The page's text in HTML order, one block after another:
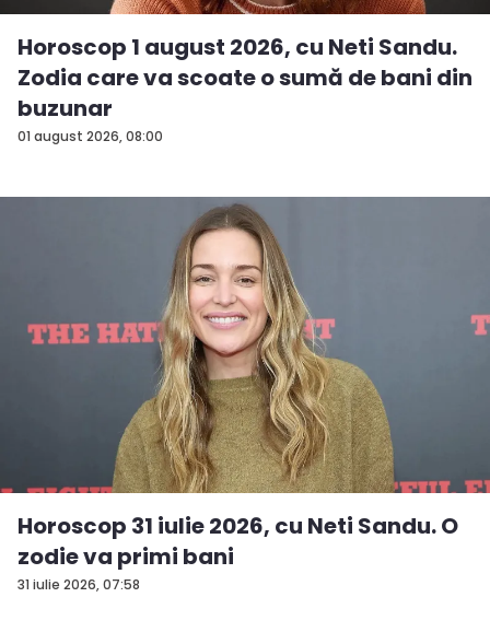
01 august 2026, 08:00
Horoscop 1 august 2026, cu Neti Sandu.
Zodia care va scoate o sumă de bani din
buzunar
31 iulie 2026, 07:58
Horoscop 31 iulie 2026, cu Neti Sandu. O
zodie va primi bani